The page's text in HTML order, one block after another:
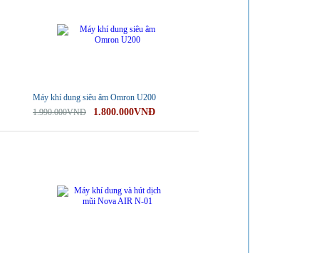
Máy khí dung siêu âm Omron U200
1.990.000VNĐ
1.800.000VNĐ